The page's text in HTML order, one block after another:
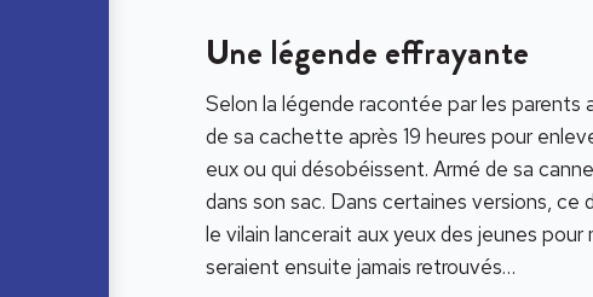
Une légende effrayante
Selon la légende racontée par les
de sa cachette après 19 heures pour
eux ou qui désobéissent. Armé de sa
dans son sac. Dans certaines versions,
le vilain lancerait aux yeux des jeunes
seraient ensuite jamais retrouvés…